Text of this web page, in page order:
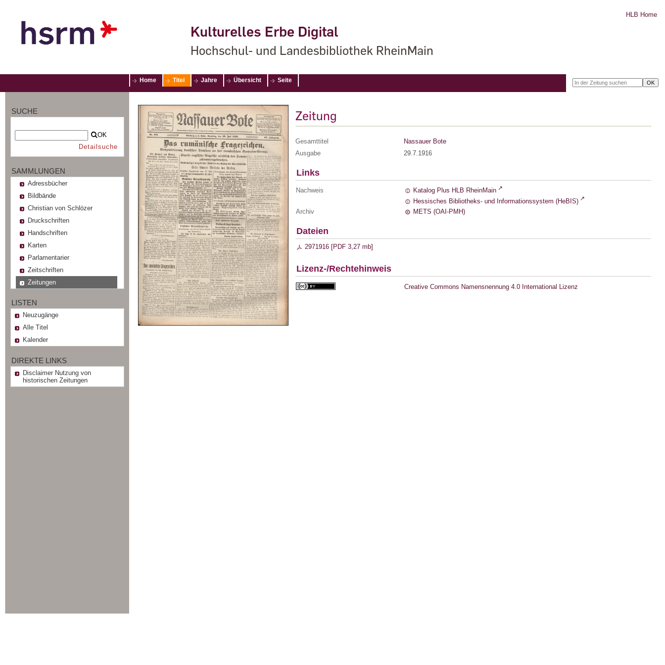
Kulturelles Erbe Digital
Hochschul- und Landesbibliothek RheinMain
HLB Home
Home Titel Jahre Übersicht Seite
SUCHE
OK
Detailsuche
SAMMLUNGEN
Adressbücher
Bildbände
Christian von Schlözer
Druckschriften
Handschriften
Karten
Parlamentarier
Zeitschriften
Zeitungen
LISTEN
Neuzugänge
Alle Titel
Kalender
DIREKTE LINKS
Disclaimer Nutzung von
historischen Zeitungen
Zeitung
Gesamttitel
Nassauer Bote
Ausgabe
29.7.1916
Links
Nachweis
Katalog Plus HLB RheinMain
Hessisches Bibliotheks- und Informationssystem (HeBIS)
Archiv
METS (OAI-PMH)
Dateien
2971916 [PDF 3,27 mb]
Lizenz-/Rechtehinweis
Creative Commons Namensnennung 4.0 International Lizenz